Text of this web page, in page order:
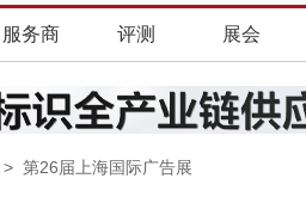
服务商 评测 展会
> 第26届上海国际广告展